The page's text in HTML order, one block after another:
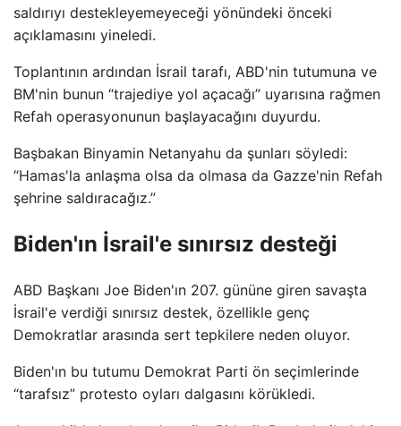
saldırıyı destekleyemeyeceği yönündeki önceki
açıklamasını yineledi.
Toplantının ardından İsrail tarafı, ABD'nin tutumuna ve
BM'nin bunun “trajediye yol açacağı” uyarısına rağmen
Refah operasyonunun başlayacağını duyurdu.
Başbakan Binyamin Netanyahu da şunları söyledi:
“Hamas'la anlaşma olsa da olmasa da Gazze'nin Refah
şehrine saldıracağız.”
Biden'ın İsrail'e sınırsız desteği
ABD Başkanı Joe Biden'ın 207. gününe giren savaşta
İsrail'e verdiği sınırsız destek, özellikle genç
Demokratlar arasında sert tepkilere neden oluyor.
Biden'ın bu tutumu Demokrat Parti ön seçimlerinde
“tarafsız” protesto oyları dalgasını körükledi.